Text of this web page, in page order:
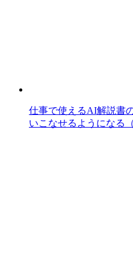
仕事で使えるAI解説書
いこなせるようになる